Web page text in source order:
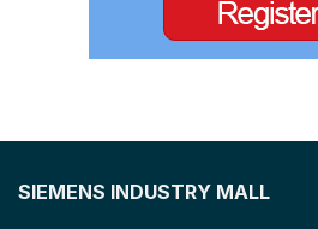
SIEMENS INDUSTRY MALL